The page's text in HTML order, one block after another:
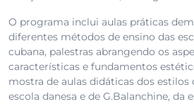
O programa inclui aulas práticas
diferentes métodos de ensino das
cubana, palestras abrangendo os
características e fundamentos
mostra de aulas didáticas dos estilos
escola danesa e de G.Balanchine, da